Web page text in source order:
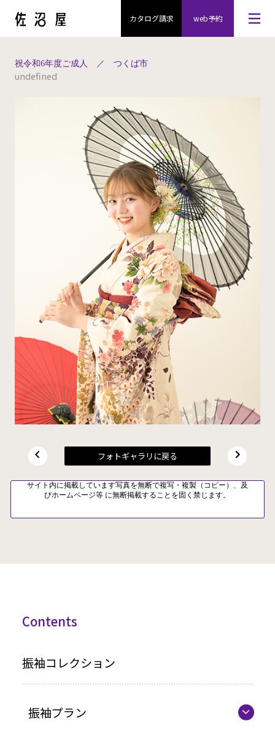
カタログ請求 web予約
祝令和6年度ご成人 ／ つくば市
undefined
フォトギャラリに戻る
サイト内に掲載しています写真を無断で複写・複製（コピー）、及
びホームページ等 に無断掲載することを固く禁じます。
Contents
振袖コレクション
振袖プラン